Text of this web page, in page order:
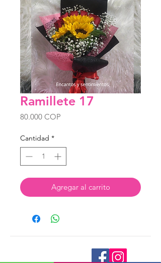
Ramillete 17
80.000 COP
Cantidad *
Agregar al carrito